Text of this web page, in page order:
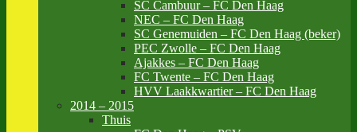
SC Cambuur – FC Den Haag
NEC – FC Den Haag
SC Genemuiden – FC Den Haag (beker)
PEC Zwolle – FC Den Haag
Ajakkes – FC Den Haag
FC Twente – FC Den Haag
HVV Laakkwartier – FC Den Haag
2014 – 2015
Thuis